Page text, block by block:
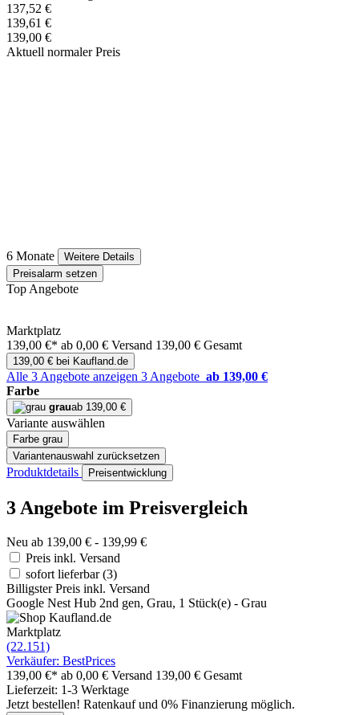
137,52 €
139,61 €
139,00 €
Aktuell normaler Preis
6 Monate
Weitere Details
Preisalarm setzen
Top Angebote
Marktplatz
139,00 €* ab 0,00 € Versand 139,00 € Gesamt
139,00 € bei Kaufland.de
Alle 3 Angebote anzeigen 3 Angebote ab 139,00 €
Farbe
grauab 139,00 €
Variante auswählen
Farbe grau
Variantenauswahl zurücksetzen
Produktdetails Preisentwicklung
3 Angebote im Preisvergleich
Neu ab 139,00 € - 139,99 €
Preis inkl. Versand
sofort lieferbar(3)
Billigster Preis inkl. Versand
Google Nest Hub 2nd gen, Grau, 1 Stück(e) - Grau
Marktplatz
(22.151)
Verkäufer: BestPrices
139,00 €* ab 0,00 € Versand 139,00 € Gesamt
Lieferzeit: 1-3 Werktage
Jetzt bestellen! Ratenkauf und 0% Finanzierung möglich.